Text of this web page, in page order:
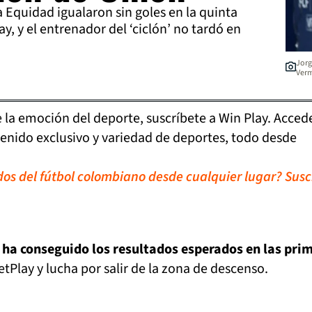
Equidad igualaron sin goles en la quinta
y el entrenador del ‘ciclón’ no tardó en
emoción del deporte, suscríbete a Win Play.
exclusivo y variedad de deportes, todo desde
del fútbol colombiano desde cualquier lugar?
conseguido los resultados esperados en las
y lucha por salir de la zona de descenso.